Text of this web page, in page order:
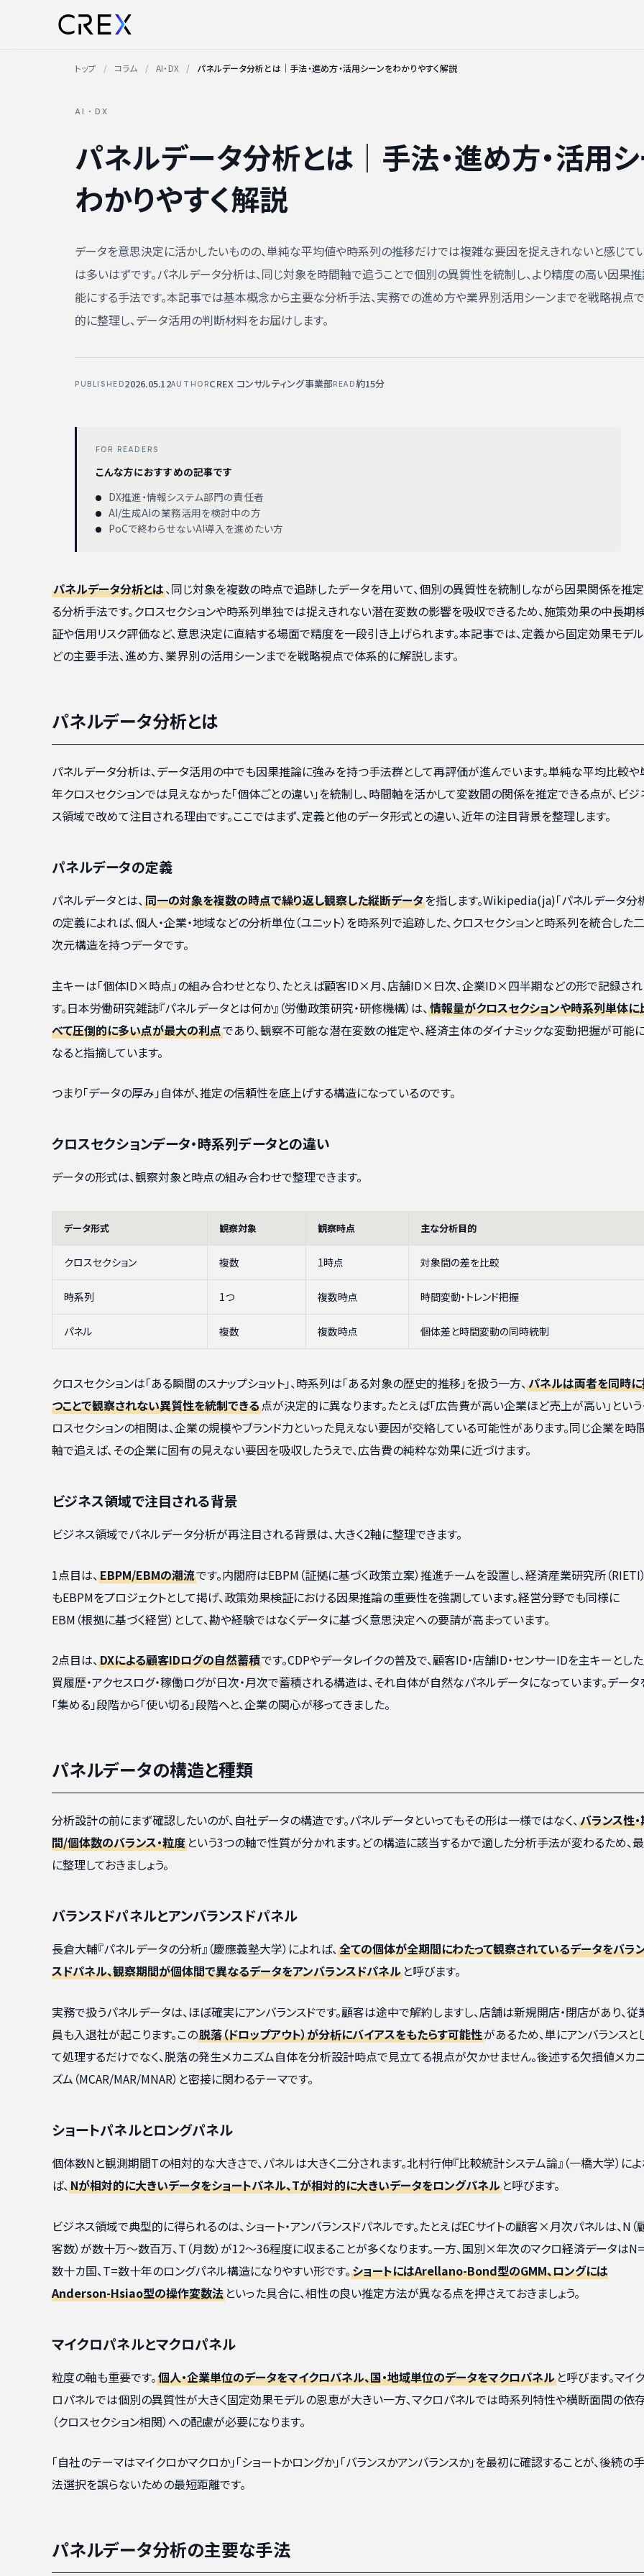
トップ コラム AI・DX パネルデータ分析とは｜手法・進め方・活用シーンをわかりやすく解説
AI・DX
パネルデータ分析とは｜手法・進め方・活用
わかりやすく解説
データを意思決定に活かしたいものの、単純な平均値や時系列の推移だけでは複雑な要因を捉えきれないと感じて
は多いはずです。パネルデータ分析は、同じ対象を時間軸で追うことで個別の異質性を統制し、より精度の高い因果
能にする手法です。本記事では基本概念から主要な分析手法、実務での進め方や業界別活用シーンまでを戦略視点
的に整理し、データ活用の判断材料をお届けします。
PUBLISHED2026.05.12AUTHORCREX コンサルティング事業部READ約15分
FOR READERS
こんな方におすすめの記事です
DX推進・情報システム部門の責任者
AI/生成AIの業務活用を検討中の方
PoCで終わらせないAI導入を進めたい方
パネルデータ分析とは、同じ対象を複数の時点で追跡したデータを用いて、個別の異質性を統制しながら因果関係を推
る分析手法です。クロスセクションや時系列単独では捉えきれない潜在変数の影響を吸収できるため、施策効果の中長期
証や信用リスク評価など、意思決定に直結する場面で精度を一段引き上げられます。本記事では、定義から固定効果モデ
どの主要手法、進め方、業界別の活用シーンまでを戦略視点で体系的に解説します。
パネルデータ分析とは
パネルデータ分析は、データ活用の中でも因果推論に強みを持つ手法群として再評価が進んでいます。単純な平均比較や
年クロスセクションでは見えなかった「個体ごとの違い」を統制し、時間軸を活かして変数間の関係を推定できる点が、ビジ
ス領域で改めて注目される理由です。ここではまず、定義と他のデータ形式との違い、近年の注目背景を整理します。
パネルデータの定義
パネルデータとは、同一の対象を複数の時点で繰り返し観察した縦断データを指します。Wikipedia(ja)「パネルデータ分
の定義によれば、個人・企業・地域などの分析単位（ユニット）を時系列で追跡した、クロスセクションと時系列を統合した二
次元構造を持つデータです。
主キーは「個体ID×時点」の組み合わせとなり、たとえば顧客ID×月、店舗ID×日次、企業ID×四半期などの形で記録さ
す。日本労働研究雑誌『パネルデータとは何か』（労働政策研究・研修機構）は、 情報量がクロスセクションや時系列単体に
べて圧倒的に多い点が最大の利点であり、観察不可能な潜在変数の推定や、経済主体のダイナミックな変動把握が可能
なると指摘しています。
つまり「データの厚み」自体が、推定の信頼性を底上げする構造になっているのです。
クロスセクションデータ・時系列データとの違い
データの形式は、観察対象と時点の組み合わせで整理できます。
データ形式 観察対象 観察時点 主な分析目的
クロスセクション 複数 1時点 対象間の差を比較
時系列 1つ 複数時点 時間変動・トレンド把握
パネル 複数 複数時点 個体差と時間変動の同時統制
クロスセクションは「ある瞬間のスナップショット」、時系列は「ある対象の歴史的推移」を扱う一方、パネルは両者を同時
つことで観察されない異質性を統制できる点が決定的に異なります。たとえば「広告費が高い企業ほど売上が高い」とい
ロスセクションの相関は、企業の規模やブランド力といった見えない要因が交絡している可能性があります。同じ企業を時
軸で追えば、その企業に固有の見えない要因を吸収したうえで、広告費の純粋な効果に近づけます。
ビジネス領域で注目される背景
ビジネス領域でパネルデータ分析が再注目される背景は、大きく2軸に整理できます。
1点目は、 EBPM/EBMの潮流です。内閣府はEBPM（証拠に基づく政策立案）推進チームを設置し、経済産業研究所（RIETI）
もEBPMをプロジェクトとして掲げ、政策効果検証における因果推論の重要性を強調しています。経営分野でも同様に
EBM（根拠に基づく経営）として、勘や経験ではなくデータに基づく意思決定への要請が高まっています。
2点目は、DXによる顧客IDログの自然蓄積です。CDPやデータレイクの普及で、顧客ID・店舗ID・センサーIDを主キーとし
買履歴・アクセスログ・稼働ログが日次・月次で蓄積される構造は、それ自体が自然なパネルデータになっています。データ
「集める」段階から「使い切る」段階へと、企業の関心が移ってきました。
パネルデータの構造と種類
分析設計の前にまず確認したいのが、自社データの構造です。パネルデータといってもその形は一様ではなく、バランス性
間/個体数のバランス・粒度 という3つの軸で性質が分かれます。どの構造に該当するかで適した分析手法が変わるため、
に整理しておきましょう。
バランスドパネルとアンバランスドパネル
長倉大輔『パネルデータの分析』（慶應義塾大学）によれば、全ての個体が全期間にわたって観察されているデータをバラ
スドパネル、観察期間が個体間で異なるデータをアンバランスドパネル と呼びます。
実務で扱うパネルデータは、ほぼ確実にアンバランスドです。顧客は途中で解約しますし、店舗は新規開店・閉店があり、従
員も入退社が起こります。この脱落（ドロップアウト）が分析にバイアスをもたらす可能性があるため、単にアンバランスと
て処理するだけでなく、脱落の発生メカニズム自体を分析設計時点で見立てる視点が欠かせません。後述する欠損値メカ
ズム（MCAR/MAR/MNAR）と密接に関わるテーマです。
ショートパネルとロングパネル
個体数Nと観測期間Tの相対的な大きさで、パネルは大きく二分されます。北村行伸『比較統計システム論』（一橋大学）に
ば、Nが相対的に大きいデータをショートパネル、Tが相対的に大きいデータをロングパネル と呼びます。
ビジネス領域で典型的に得られるのは、ショート・アンバランスドパネルです。たとえばECサイトの顧客×月次パネルは、N（
客数）が数十万〜数百万、T（月数）が12〜36程度に収まることが多くなります。一方、国別×年次のマクロ経済データはN=
数十カ国、T=数十年のロングパネル構造になりやすい形です。ショートにはArellano-Bond型のGMM、ロングには
Anderson-Hsiao型の操作変数法 といった具合に、相性の良い推定方法が異なる点を押さえておきましょう。
マイクロパネルとマクロパネル
粒度の軸も重要です。個人・企業単位のデータをマイクロパネル、国・地域単位のデータをマクロパネル と呼びます。マイク
ロパネルでは個別の異質性が大きく固定効果モデルの恩恵が大きい一方、マクロパネルでは時系列特性や横断面間の依
（クロスセクション相関）への配慮が必要になります。
「自社のテーマはマイクロかマクロか」「ショートかロングか」「バランスかアンバランスか」を最初に確認することが、後続の手
法選択を誤らないための最短距離です。
パネルデータ分析の主要な手法